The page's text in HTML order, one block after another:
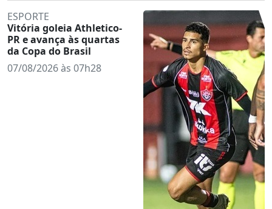
ESPORTE
Vitória goleia Athletico-
PR e avança às quartas
da Copa do Brasil
07/08/2026 às 07h28